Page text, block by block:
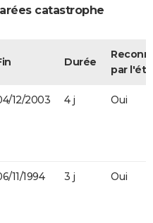
catastrophe
Durée
par
12/2003 4 j Oui
11/1994 3 j Oui